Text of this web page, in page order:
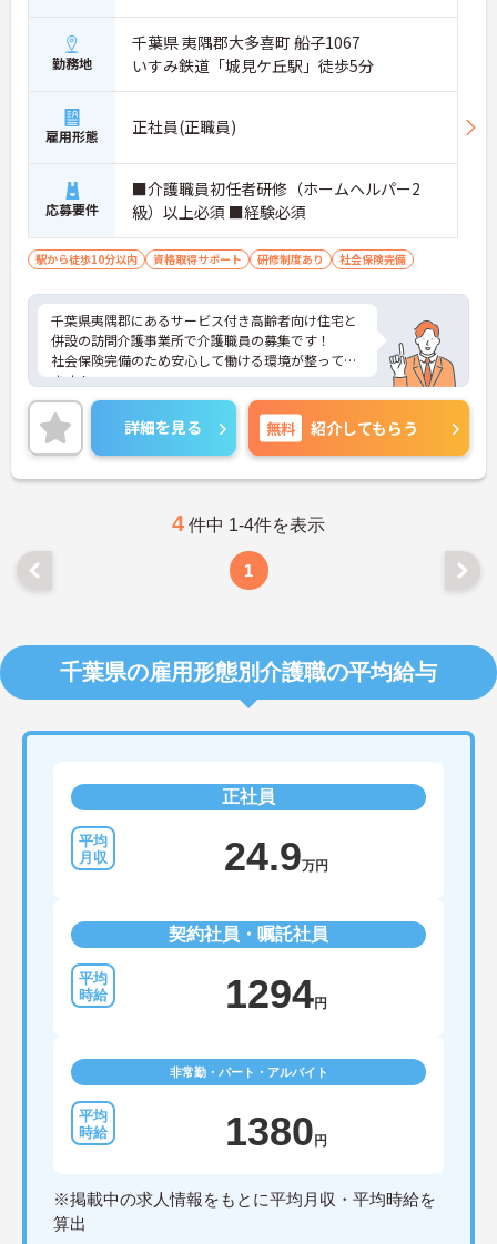
勤務地
千葉県 夷隅郡大多喜町 船子1067
いすみ鉄道「城見ケ丘駅」徒歩5分
雇用形態 正社員(正職員)
応募要件
■介護職員初任者研修（ホームヘルパー2
級）以上必須 ■経験必須
駅から徒歩10分以内 資格取得サポート 研修制度あり 社会保険完備
千葉県夷隅郡にあるサービス付き高齢者向け住宅と
併設の訪問介護事業所で介護職員の募集です！
社会保険完備のため安心して働ける環境が整ってい
ます！
最寄駅から徒歩5分の好立地で通勤も快適です♪
ご興味ある方は面接ポイントをお伝えしますので、
お気軽にご連絡ください。
詳細を見る 無料 紹介してもらう
4 件中 1-4件を表示
1
千葉県の雇用形態別介護職の平均給与
正社員
24.9万円
契約社員・嘱託社員
1294円
非常勤・パート・アルバイト
1380 円
※掲載中の求人情報をもとに平均月収・平均時給を
算出